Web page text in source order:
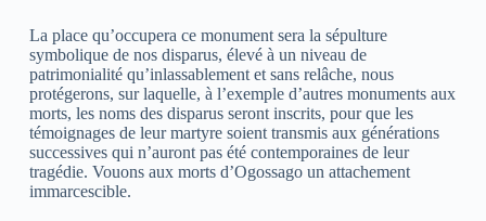
La place qu’occupera ce monument sera la sépulture
symbolique de nos disparus, élevé à un niveau de
patrimonialité qu’inlassablement et sans relâche, nous
protégerons, sur laquelle, à l’exemple d’autres monuments aux
morts, les noms des disparus seront inscrits, pour que les
témoignages de leur martyre soient transmis aux générations
successives qui n’auront pas été contemporaines de leur
tragédie. Vouons aux morts d’Ogossago un attachement
immarcescible.